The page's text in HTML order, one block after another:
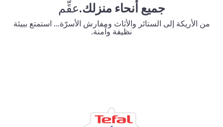
جميع أنحاء منزلك.عقِّم
من الأريكة إلى الستائر والأثاث ومفارش الأسرّة... استمتع ببيئة
نظيفة وآمنة.